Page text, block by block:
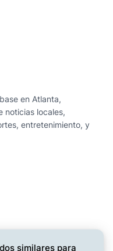
en Atlanta,
noticias locales,
entretenimiento, y
similares para